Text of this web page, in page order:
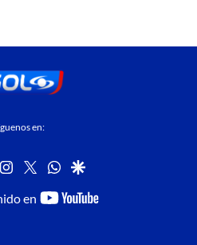
en:
instagram
twitterwhatsapp
google
en
youtube-